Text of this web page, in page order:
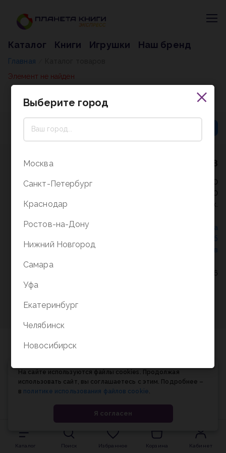
Каталог Книги Игрушки Наш бренд
Главная
Элемент не найден
8 (800) 5000-338
Режим работы - 9:30-20:00
в выходные и праздники - 10:00-19:00
без перерыва и выходных.
Политика конфиденциальности
СОГЛАСИЕ на
Соглашение об
использовании cookie-файлов
© Планета книги, 1998-2026
Каталог Поиск Избранное Корзина Кабинет
На сайте используются файлы cookies. Продолжая
использовать сайт, вы соглашаетесь с этим. Подробнее –
в политике использования файлов cookie.
Я согласен
Выберите город
Москва
Санкт-Петербург
Краснодар
Ростов-на-Дону
Нижний Новгород
Самара
Уфа
Екатеринбург
Челябинск
Новосибирск